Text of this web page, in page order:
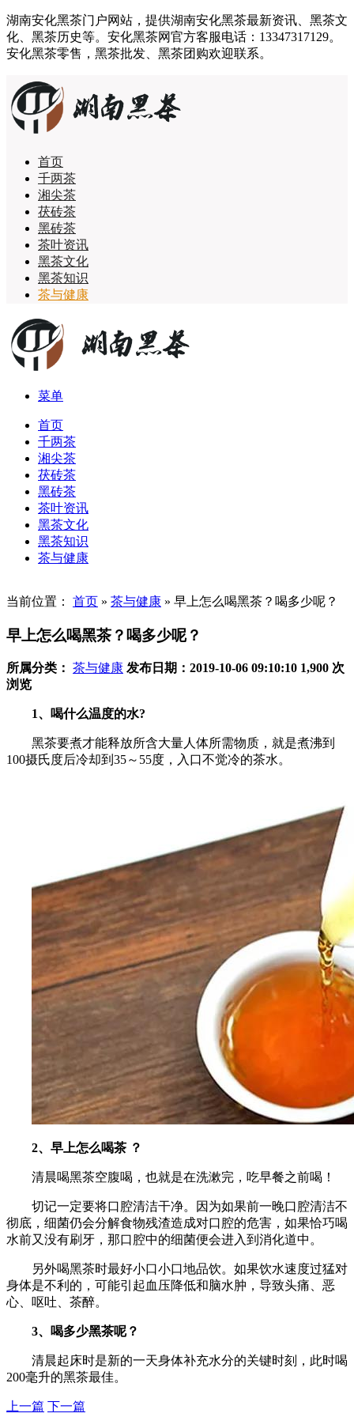
湖南安化黑茶门户网站，提供湖南安化黑茶最新资讯、黑茶文
化、黑茶历史等。安化黑茶网官方客服电话：13347317129。
安化黑茶零售，黑茶批发、黑茶团购欢迎联系。
首页
千两茶
湘尖茶
茯砖茶
黑砖茶
茶叶资讯
黑茶文化
黑茶知识
茶与健康
菜单
首页
千两茶
湘尖茶
茯砖茶
黑砖茶
茶叶资讯
黑茶文化
黑茶知识
茶与健康
当前位置： 首页 » 茶与健康 » 早上怎么喝黑茶？喝多少呢？
早上怎么喝黑茶？喝多少呢？
所属分类： 茶与健康 发布日期：2019-10-06 09:10:10 1,900 次
浏览
1、喝什么温度的水?
黑茶要煮才能释放所含大量人体所需物质，就是煮沸到
100摄氏度后冷却到35～55度，入口不觉冷的茶水。
2、早上怎么喝茶 ？
清晨喝黑茶空腹喝，也就是在洗漱完，吃早餐之前喝！
切记一定要将口腔清洁干净。因为如果前一晚口腔清洁不
彻底，细菌仍会分解食物残渣造成对口腔的危害，如果恰巧喝
水前又没有刷牙，那口腔中的细菌便会进入到消化道中。
另外喝黑茶时最好小口小口地品饮。如果饮水速度过猛对
身体是不利的，可能引起血压降低和脑水肿，导致头痛、恶
心、呕吐、茶醉。
3、喝多少黑茶呢？
清晨起床时是新的一天身体补充水分的关键时刻，此时喝
200毫升的黑茶最佳。
上一篇 下一篇